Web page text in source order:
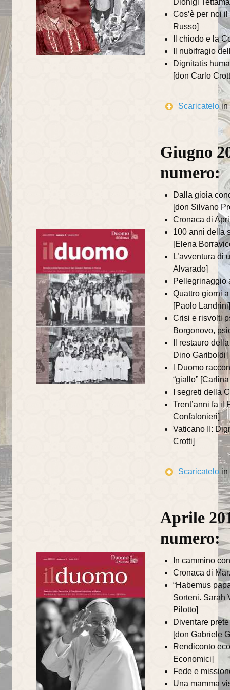
Recapiti della Parrocchia
Recapiti della Comunità
Scuole ed Istituti
Centro di Aiuto alla Vita
UNITALSI
San Vincenzo
Centro Orientamento Famiglia
Documenti e riflessioni
Riflessioni
Visite pastorali
Beato Talamoni
annata 2021
annata 2020
annata 2019
annata 2018
annata 2017
annata 2016
annata 2015
Dionigi
Cos’è per noi
Russo]
Il chiodo e la
Il nubifragio
Dignitatis
[don Carlo
Scaricateloin
Giugno
numero:
Dalla gioia
[don Silvano
Cronaca di
100 anni della
[Elena
L’avventura di
Alvarado]
Pellegrinaggio
Quattro giorni
[Paolo Landrini]
Crisi e risvolti
Borgonovo,
Il restauro
Dino Gariboldi]
l Duomo
“giallo”
I segreti della
Trent’anni fa il
Confalonieri]
Vaticano II:
Crotti]
Scaricatelo in
Aprile
numero:
In cammino
Cronaca di
“Habemus
Sorteni. Sarah
Pilotto]
Diventare
[don Gabriele
Rendiconto
Economici]
Fede e
Una mamma